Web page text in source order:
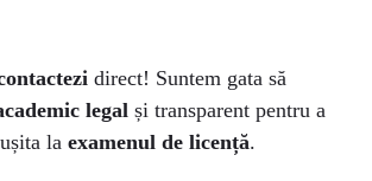
direct! Suntem gata să
legal și transparent pentru a
la examenul de licență.